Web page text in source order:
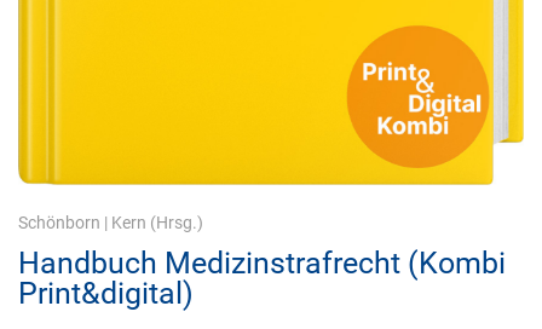
Schönborn | Kern (Hrsg.)
Handbuch Medizinstrafrecht (Kombi
Print&digital)